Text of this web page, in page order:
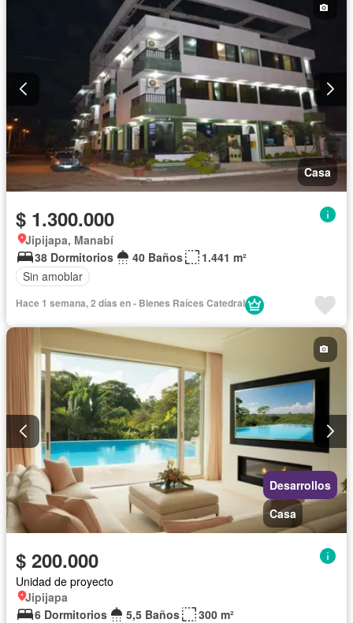
Casa
$ 1.300.000
Jipijapa, Manabí
38 Dormitorios
40 Baños
1.441 m²
Sin amoblar
Hace 1 semana, 2 días en - Bienes Raíces Catedral
Desarrollos
Casa
$ 200.000
Unidad de proyecto
Jipijapa
6 Dormitorios
5,5 Baños
300 m²